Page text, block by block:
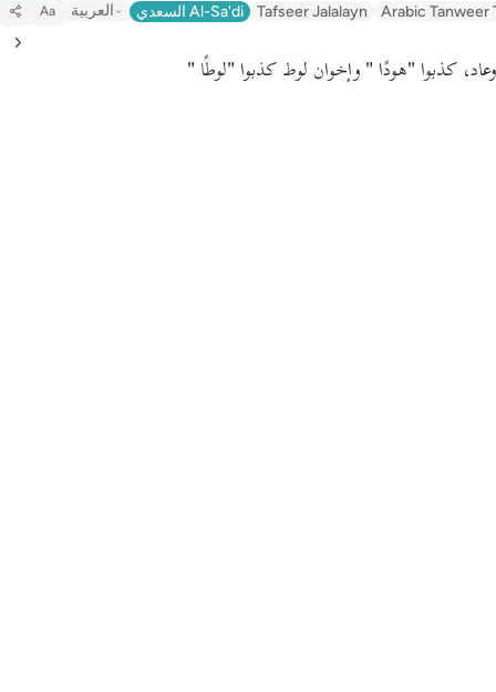
Aa العربية السعدي Al-Sa'di Tafseer Jalalayn Arabic Tanweer
وعاد، كذبوا "هودًا " وإخوان لوط كذبوا "لوطًا "